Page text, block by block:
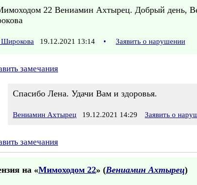
22 Вениамин Ахтырец. Добрый день,
19.12.2021 13:14 • Заявить о нарушении
замечания
Спасибо Лена. Удачи Вам и здоровья.
Вениамин Ахтырец 19.12.2021 14:29 Заявить о
замечания
на «Мимоходом 22» (Вениамин Ахтырец)